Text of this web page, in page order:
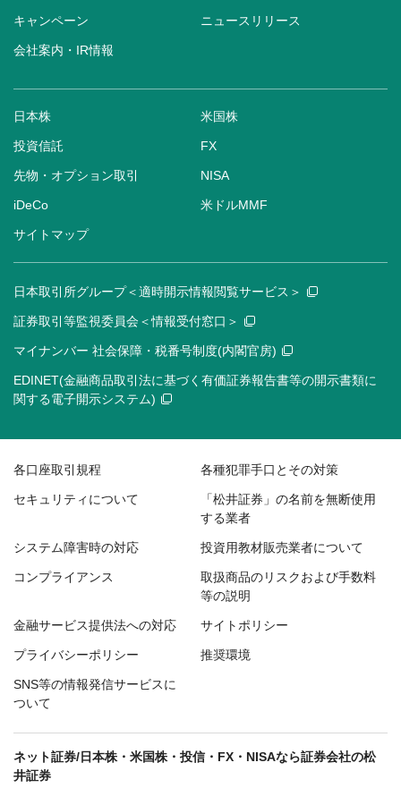
キャンペーン ニュースリリース
会社案内・IR情報
日本株 米国株
投資信託 FX
先物・オプション取引 NISA
iDeCo 米ドルMMF
サイトマップ
日本取引所グループ＜適時開示情報閲覧サービス＞
証券取引等監視委員会＜情報受付窓口＞
マイナンバー 社会保障・税番号制度(内閣官房)
EDINET(金融商品取引法に基づく有価証券報告書等の開示書類に
関する電子開示システム)
各口座取引規程 各種犯罪手口とその対策
セキュリティについて
「松井証券」の名前を無断使用
する業者
システム障害時の対応 投資用教材販売業者について
コンプライアンス
取扱商品のリスクおよび手数料
等の説明
金融サービス提供法への対応 サイトポリシー
プライバシーポリシー 推奨環境
SNS等の情報発信サービスに
ついて
ネット証券/日本株・米国株・投信・FX・NISAなら証券会社の松
井証券